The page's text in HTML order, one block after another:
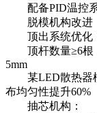
配备PID温控系
脱模机构改进
顶出系统优化
顶杆数量≥6根，
5mm
某LED散热器模
布均匀性提升60%
抽芯机构：